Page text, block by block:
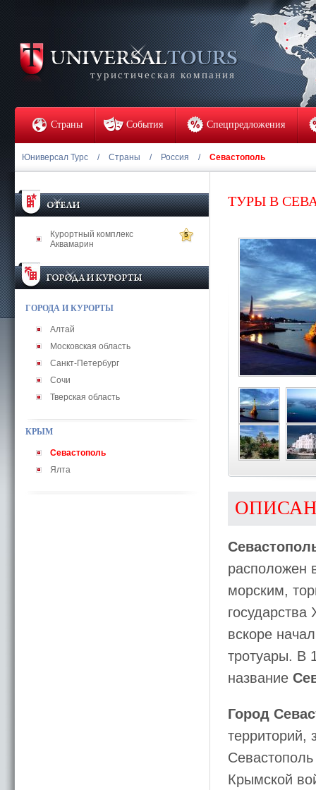
туристическая компания
Страны События Спецпредложения
Юниверсал Турс / Страны / Россия / Севастополь
Курортный комплекс
Аквамарин
5
ГОРОДА И КУРОРТЫ
Алтай
Московская область
Санкт-Петербург
Сочи
Тверская область
КРЫМ
Севастополь
Ялта
ТУРЫ В
расположен
морским,
вскоре
тротуары. В
название
Город
территорий,
Крымской